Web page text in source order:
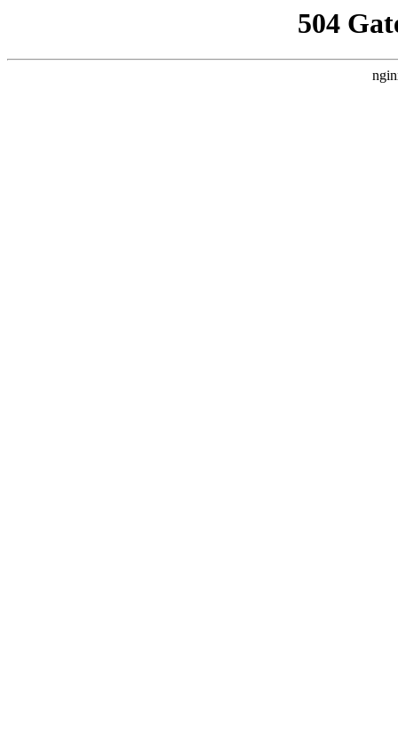
504